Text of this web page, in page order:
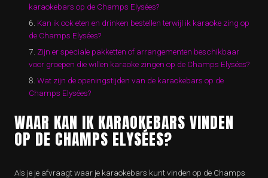
karaokebars op de Champs Elysées?
Kan ik ook eten en drinken bestellen terwijl ik karaoke zing op
de Champs Elysées?
Zijn er speciale pakketten of arrangementen beschikbaar
voor groepen die willen karaoke zingen op de Champs Elysées?
Wat zijn de openingstijden van de karaokebars op de
Champs Elysées?
WAAR KAN IK KARAOKEBARS VINDEN
OP DE CHAMPS ELYSÉES?
Als je je afvraagt waar je karaokebars kunt vinden op de Champs